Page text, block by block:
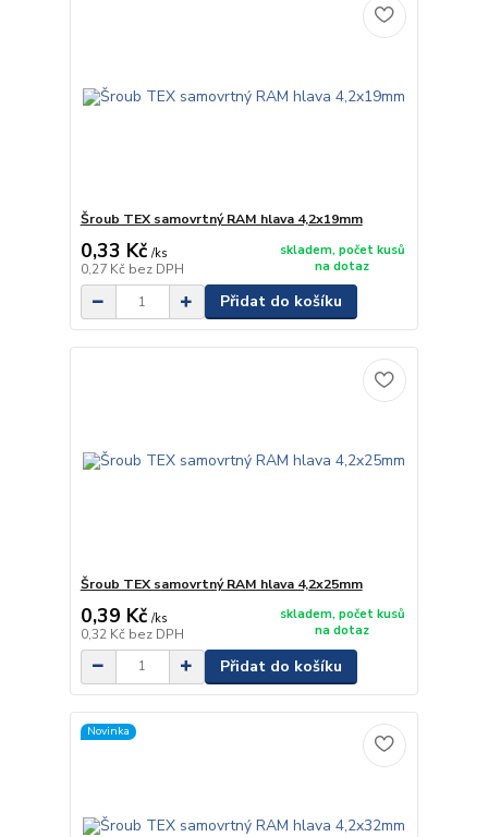
Šroub TEX samovrtný RAM hlava 4,2x19mm
0,33 Kč /ks
0,27 Kč bez DPH
skladem, počet kusů
na dotaz
Přidat do košíku
Šroub TEX samovrtný RAM hlava 4,2x25mm
0,39 Kč /ks
0,32 Kč bez DPH
skladem, počet kusů
na dotaz
Přidat do košíku
Novinka